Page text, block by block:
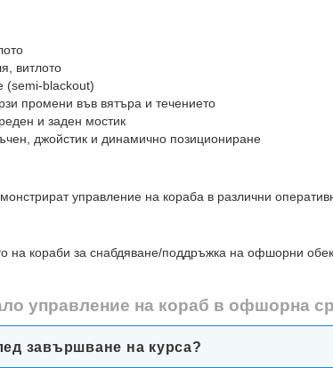
витлото
(semi-blackout)
промени във вятъра и течението
и заден мостик
джойстик и динамично позициониране
управление на кораба в различни
на кораби за снабдяване/поддръжка на офшорни
управление на кораб в офшорна
завършване на курса?